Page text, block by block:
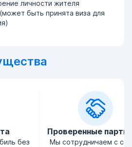
личности жителя
быть принята виза для
без
Проверенные
Мы сотрудничаем с